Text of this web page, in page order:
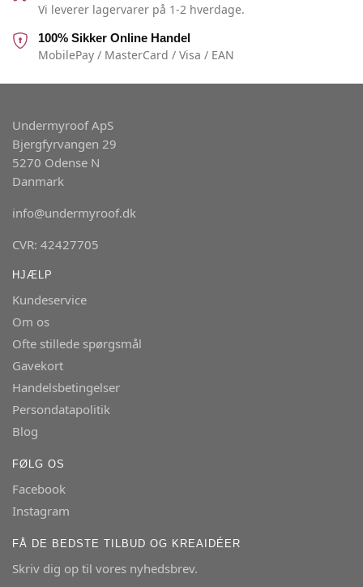
Vi leverer lagervarer på 1-2 hverdage.
100% Sikker Online Handel
MobilePay / MasterCard / Visa / EAN
Undermyroof ApS
Bjergfyrvangen 29
5270 Odense N
Danmark
info@undermyroof.dk
CVR: 42427705
HJÆLP
Kundeservice
Om os
Ofte stillede spørgsmål
Gavekort
Handelsbetingelser
Persondatapolitik
Blog
FØLG OS
Facebook
Instagram
FÅ DE BEDSTE TILBUD OG KREAIDÉER
Skriv dig op til vores nyhedsbrev.